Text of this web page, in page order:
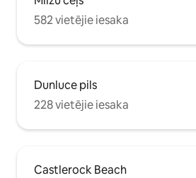
582 vietējie iesaka
Dunluce pils
228 vietējie iesaka
Castlerock Beach